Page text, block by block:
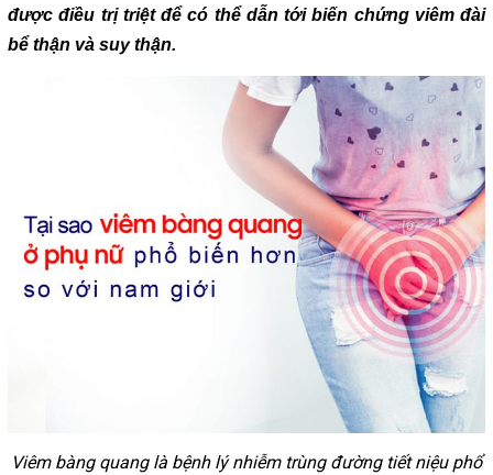
được điều trị triệt để có thể dẫn tới biến chứng viêm đài
bể thận và suy thận.
Viêm bàng quang là bệnh lý nhiễm trùng đường tiết niệu phổ